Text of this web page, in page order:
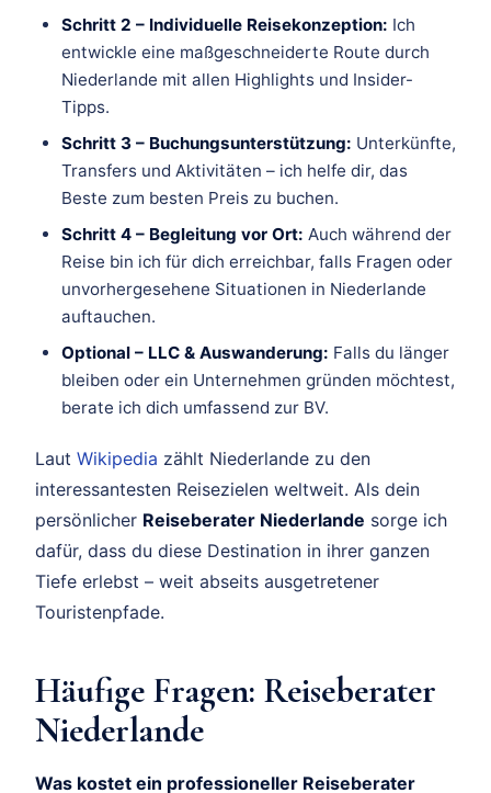
Schritt 2 – Individuelle Reisekonzeption: Ich
entwickle eine maßgeschneiderte Route durch
Niederlande mit allen Highlights und Insider-
Tipps.
Schritt 3 – Buchungsunterstützung: Unterkünfte,
Transfers und Aktivitäten – ich helfe dir, das
Beste zum besten Preis zu buchen.
Schritt 4 – Begleitung vor Ort: Auch während der
Reise bin ich für dich erreichbar, falls Fragen oder
unvorhergesehene Situationen in Niederlande
auftauchen.
Optional – LLC & Auswanderung: Falls du länger
bleiben oder ein Unternehmen gründen möchtest,
berate ich dich umfassend zur BV.
Laut Wikipedia zählt Niederlande zu den
interessantesten Reisezielen weltweit. Als dein
persönlicher Reiseberater Niederlande sorge ich
dafür, dass du diese Destination in ihrer ganzen
Tiefe erlebst – weit abseits ausgetretener
Touristenpfade.
Häufige Fragen: Reiseberater
Niederlande
Was kostet ein professioneller Reiseberater